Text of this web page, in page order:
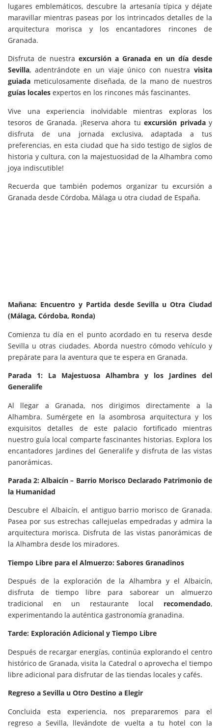
lugares emblemáticos, descubre la artesanía típica y déjate
maravillar mientras paseas por los intrincados detalles de la
arquitectura morisca y los encantadores rincones de
Granada.
Disfruta de nuestra excursión a Granada en un día desde
Sevilla, adentrándote en un viaje único con nuestra visita
guiada meticulosamente diseñada, de la mano de nuestros
guías locales expertos en los rincones más fascinantes.
Vive una experiencia inolvidable mientras exploras los
tesoros de Granada. ¡Reserva ahora tu excursión privaday
disfruta de una jornada exclusiva, adaptada a tus
preferencias, en esta ciudad que ha sido testigo de siglos de
historia y cultura, con la majestuosidad de la Alhambra como
joya indiscutible!
Recuerda que también podemos organizar tu excursión a
Granada desde Córdoba, Málaga u otra ciudad de España.
Mañana: Encuentro y Partida desde Sevilla u Otra Ciudad
(Málaga, Córdoba, Ronda)
Comienza tu día en el punto acordado en tu reserva desde
Sevilla u otras ciudades. Aborda nuestro cómodo vehículo y
prepárate para la aventura que te espera en Granada.
Parada 1: La Majestuosa Alhambra y los Jardines del
Generalife
Al llegar a Granada, nos dirigimos directamente a la
Alhambra. Sumérgete en la asombrosa arquitectura y los
exquisitos detalles de este palacio fortificado mientras
nuestro guía local comparte fascinantes historias. Explora los
encantadores Jardines del Generalife y disfruta de las vistas
panorámicas.
Parada 2: Albaicín – Barrio Morisco Declarado Patrimonio de
la Humanidad
Descubre el Albaicín, el antiguo barrio morisco de Granada.
Pasea por sus estrechas callejuelas empedradas y admira la
arquitectura morisca. Disfruta de las vistas panorámicas de
la Alhambra desde los miradores.
Tiempo Libre para el Almuerzo: Sabores Granadinos
Después de la exploración de la Alhambra y el Albaicín,
disfruta de tiempo libre para saborear un almuerzo
tradicional en un restaurante local recomendado,
experimentando la auténtica gastronomía granadina.
Tarde: Exploración Adicional y Tiempo Libre
Después de recargar energías, continúa explorando el centro
histórico de Granada, visita la Catedral o aprovecha el tiempo
libre adicional para disfrutar de las tiendas locales y cafés.
Regreso a Sevilla u Otro Destino a Elegir
Concluida esta experiencia, nos prepararemos para el
regreso a Sevilla, llevándote de vuelta a tu hotel con la